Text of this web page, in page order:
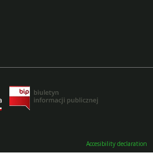
Accesibility declaration